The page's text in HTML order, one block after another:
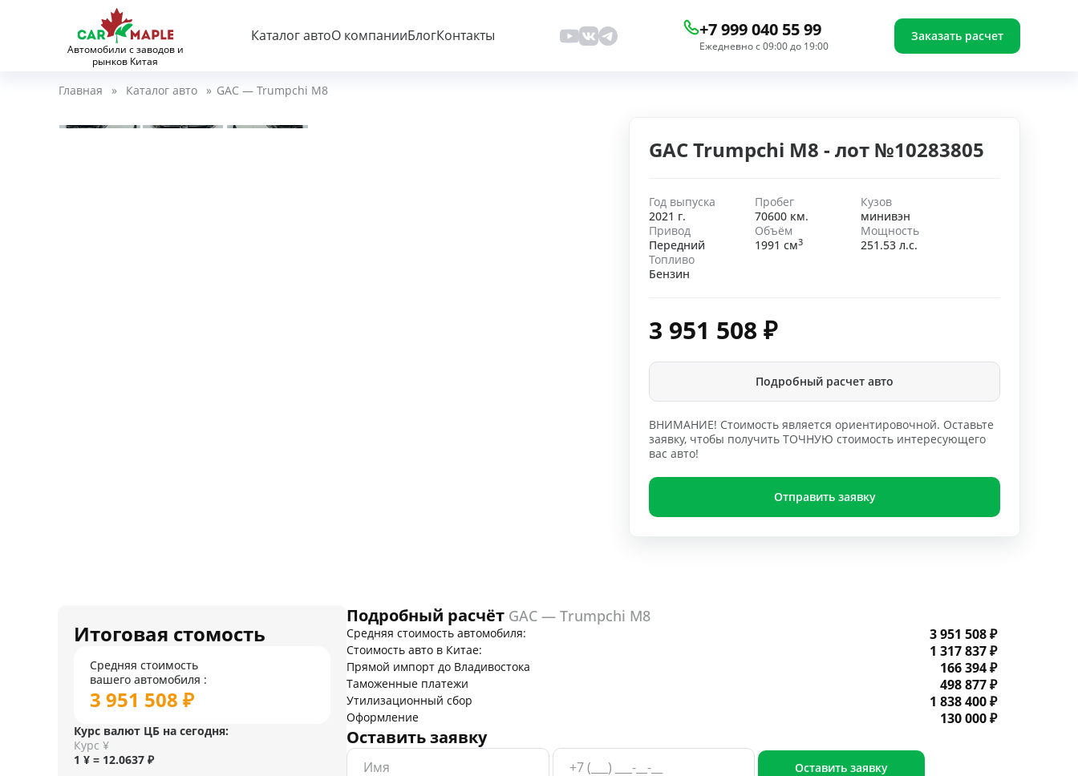
Автомобили с заводов и
рынков Китая
Каталог автоО компанииБлогКонтакты +7 999 040 55 99
Ежедневно с 09:00 до 19:00
Заказать расчет
Главная » Каталог авто » GAC — Trumpchi M8
GAC Trumpchi M8 - лот №10283805
Год выпуска
2021 г.
Пробег
70600 км.
Кузов
минивэн
Привод
Передний
Объём
1991 см3
Мощность
251.53 л.с.
Топливо
Бензин
3 951 508 ₽
Подробный расчет авто
ВНИМАНИЕ! Стоимость является ориентировочной. Оставьте
заявку, чтобы получить ТОЧНУЮ стоимость интересующего
вас авто!
Отправить заявку
Итоговая стомость
Средняя стоимость
вашего автомобиля :
3 951 508 ₽
Курс валют ЦБ на сегодня:
Курс ¥
1 ¥ = 12.0637 ₽
Подробный расчёт GAC — Trumpchi M8
Средняя стоимость автомобиля: 3 951 508 ₽
Стоимость авто в Китае: 1 317 837 ₽
Прямой импорт до Владивостока 166 394 ₽
Таможенные платежи 498 877 ₽
Утилизационный сбор 1 838 400 ₽
Оформление 130 000 ₽
Оставить заявку
Оставить заявку